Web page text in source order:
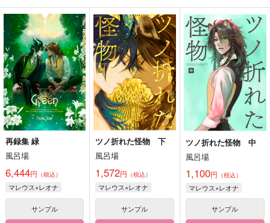
再録集 緑
風呂場
6,444円 （税込）
マレウス×レオナ
サンプル
ツノ折れた怪物 下
風呂場
1,572円 （税込）
マレウス×レオナ
サンプル
ツノ折れた怪物 中
風呂場
1,100円 （税込）
マレウス×レオナ
サンプル